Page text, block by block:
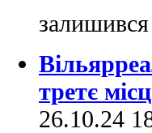
третє
26.10.24